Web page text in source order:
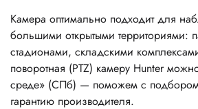
Камера оптимально подходит для
большими открытыми территориями:
стадионами, складскими
поворотная (PTZ) камеру Hunter
среде» (СПб) — поможем с
гарантию производителя.